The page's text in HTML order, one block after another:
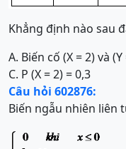
Khẳng định nào sau
A. Biến cố (X = 2) và
C. P (X = 2) = 0,3
Câu hỏi 602876:
Biến ngẫu nhiên liên